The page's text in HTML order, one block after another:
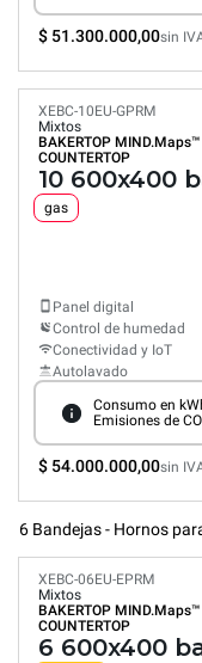
$ 51.300.000,00sin
XEBC-10EU-GPRM
Mixtos
BAKERTOP MIND.Maps™
COUNTERTOP
10 600x400
gas
Panel digital
Control de humedad
Conectividad y IoT
Autolavado
Consumo en
Emisiones de
$ 54.000.000,00sin
6 Bandejas - Hornos
XEBC-06EU-EPRM
Mixtos
BAKERTOP MIND.Maps™
COUNTERTOP
6 600x400